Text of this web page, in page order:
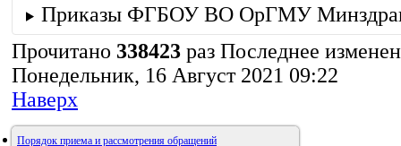
Приказы ФГБОУ ВО ОрГМУ
Прочитано 338423 раз Последнее
Понедельник, 16 Август 2021 09:22
Наверх
Порядок приема и рассмотрения обращений